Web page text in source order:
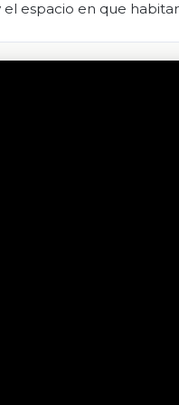
espacio en que